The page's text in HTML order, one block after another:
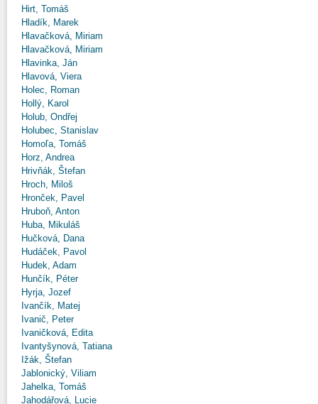
Hirt, Tomáš
Hladík, Marek
Hlavačková, Miriam
Hlavačková, Miriam
Hlavinka, Ján
Hlavová, Viera
Holec, Roman
Hollý, Karol
Holub, Ondřej
Holubec, Stanislav
Homoľa, Tomáš
Horz, Andrea
Hrivňák, Štefan
Hroch, Miloš
Hronček, Pavel
Hruboň, Anton
Huba, Mikuláš
Hučková, Dana
Hudáček, Pavol
Hudek, Adam
Hunčík, Péter
Hyrja, Jozef
Ivančík, Matej
Ivanič, Peter
Ivaničková, Edita
Ivantyšynová, Tatiana
Ižák, Štefan
Jablonický, Viliam
Jahelka, Tomáš
Jahodářová, Lucie